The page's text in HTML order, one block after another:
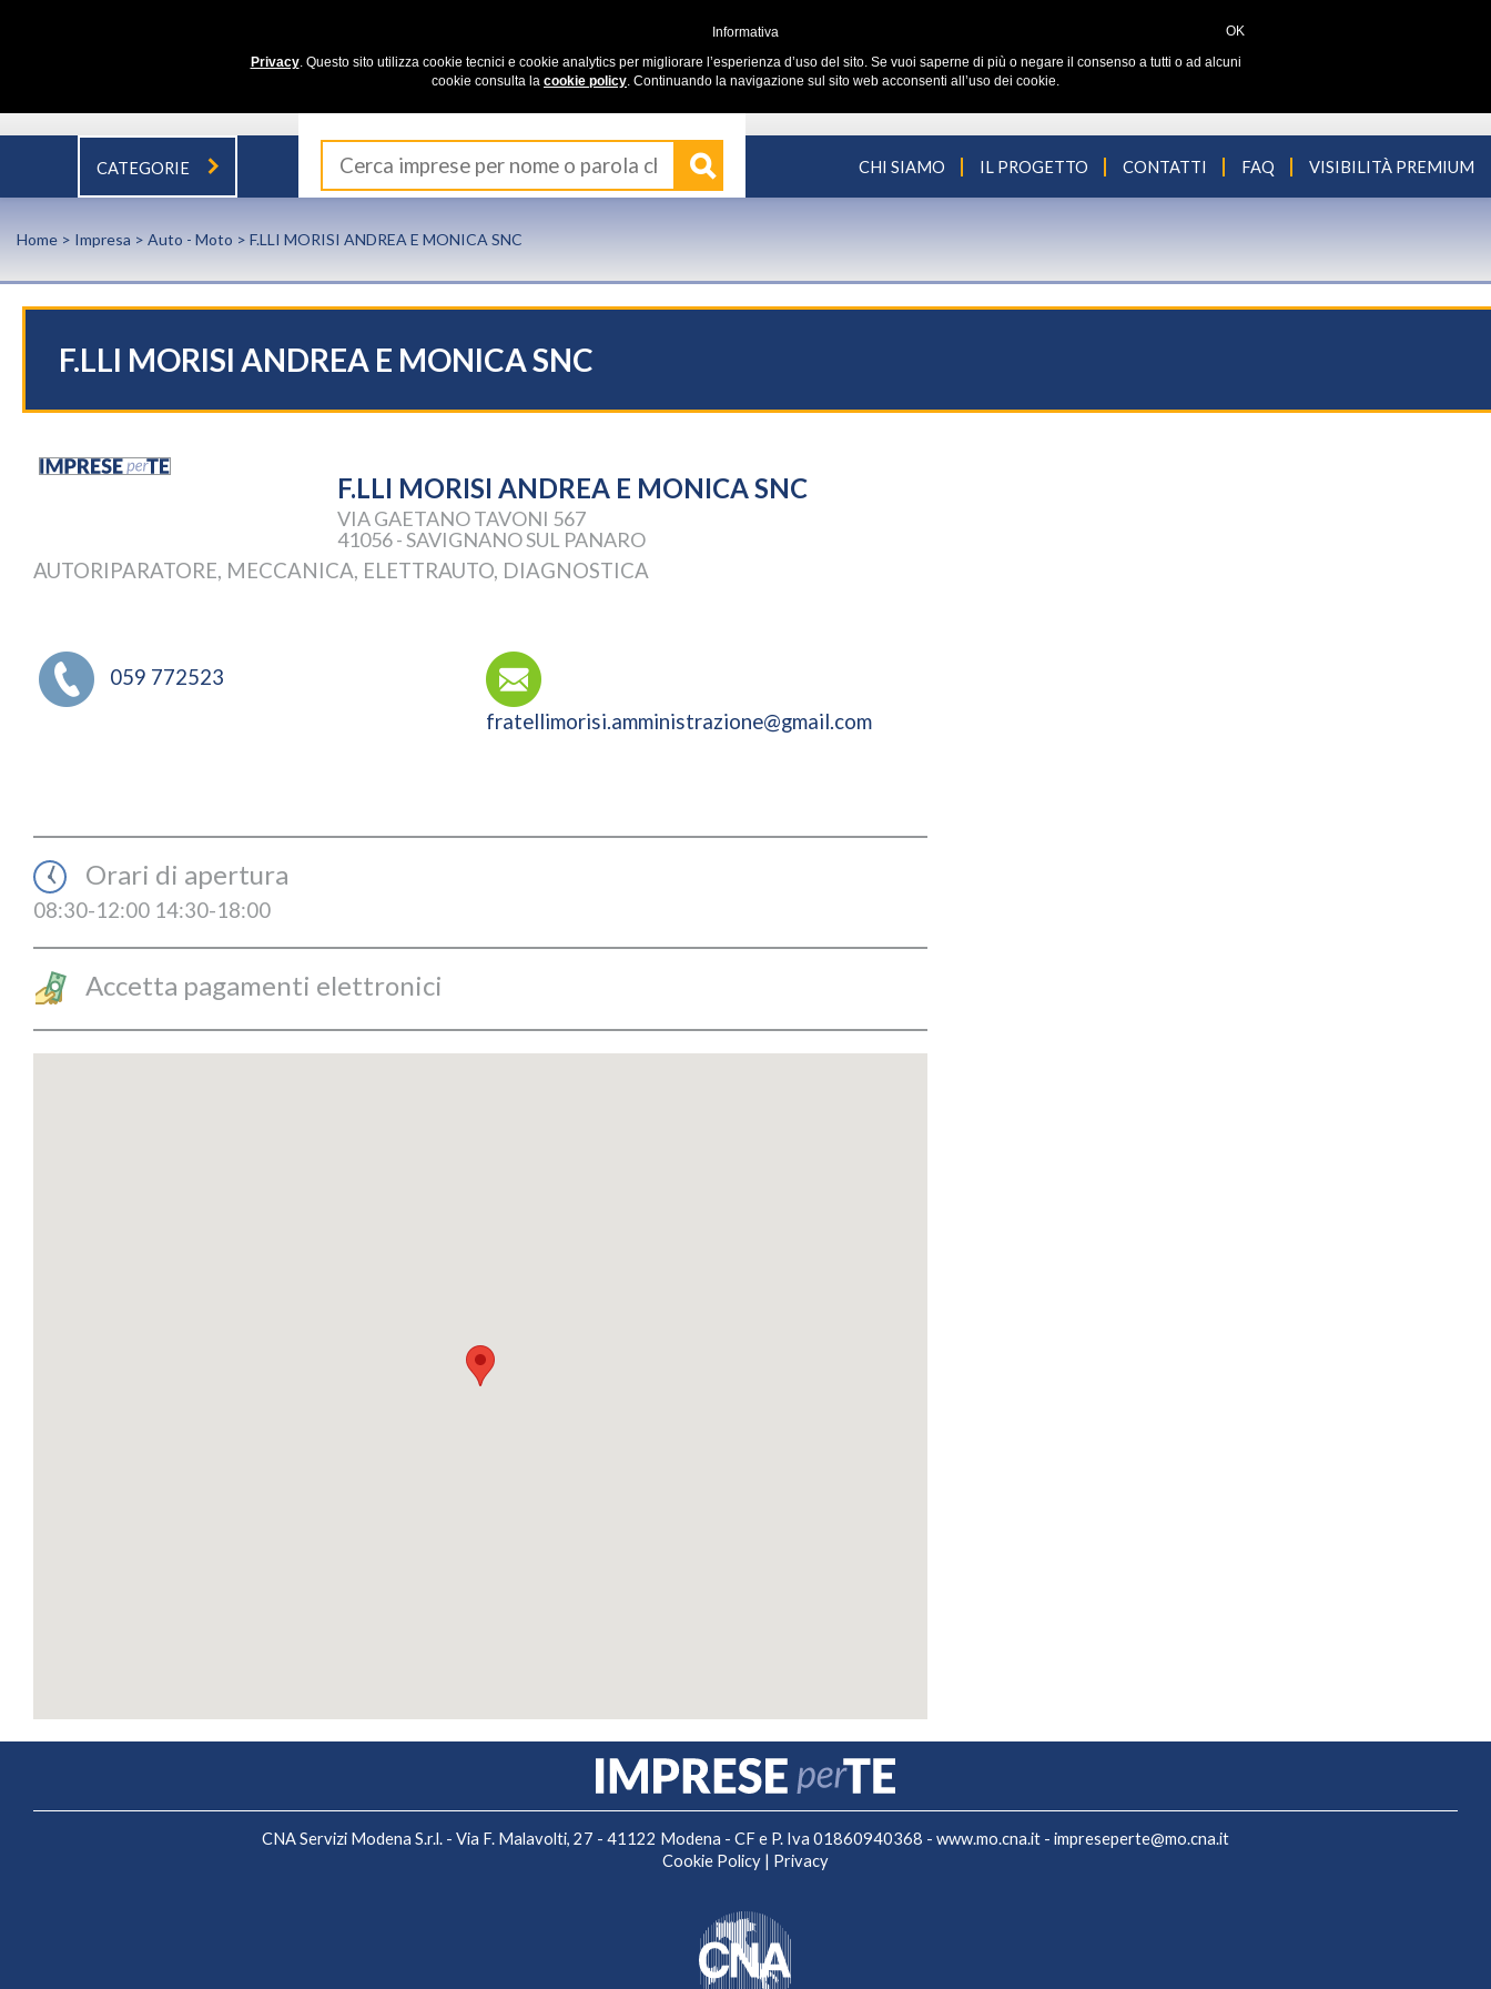
CATEGORIE CHI SIAMO IL PROGETTO CONTATTI FAQ VISIBILITÀ PREMIUM
Home > Impresa > Auto - Moto > F.LLI MORISI ANDREA E MONICA SNC
F.LLI MORISI ANDREA E MONICA SNC
F.LLI MORISI ANDREA E MONICA SNC
VIA GAETANO TAVONI 567
41056 - SAVIGNANO SUL PANARO
AUTORIPARATORE, MECCANICA, ELETTRAUTO, DIAGNOSTICA
059 772523
fratellimorisi.amministrazione@gmail.com
Orari di apertura
08:30-12:00 14:30-18:00
Accetta pagamenti elettronici
CNA Servizi Modena S.r.l. - Via F. Malavolti, 27 - 41122 Modena - CF e P. Iva 01860940368 - www.mo.cna.it - impreseperte@mo.cna.it
Cookie Policy | Privacy
OK
Informativa
Privacy. Questo sito utilizza cookie tecnici e cookie analytics per migliorare l’esperienza d’uso del sito. Se vuoi saperne di più o negare il consenso a tutti o ad alcuni
cookie consulta la cookie policy. Continuando la navigazione sul sito web acconsenti all’uso dei cookie.